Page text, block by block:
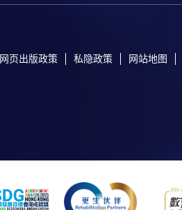
网页出版政策 私隐政策 网站地图